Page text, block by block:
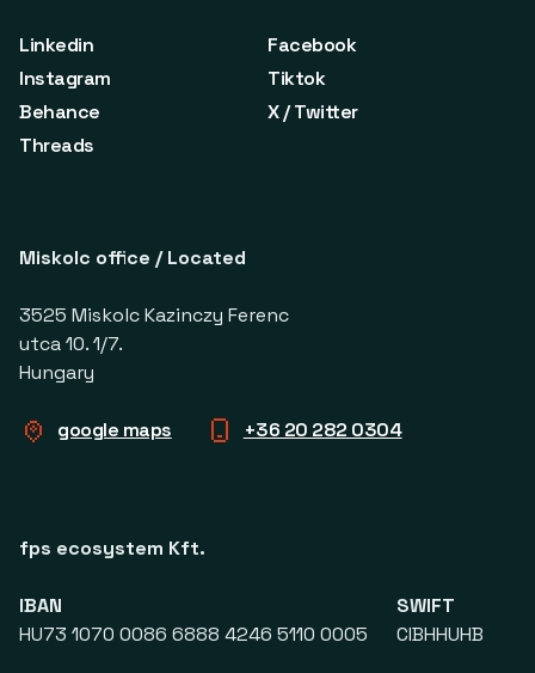
Linkedin
Facebook
Instagram
Tiktok
Behance
X / Twitter
Threads
Miskolc office / Located
3525 Miskolc Kazinczy Ferenc
utca 10. 1/7.
Hungary
google maps +36 20 282 0304
fps ecosystem Kft.
IBAN
HU73 1070 0086 6888 4246 5110 0005
SWIFT
CIBHHUHB